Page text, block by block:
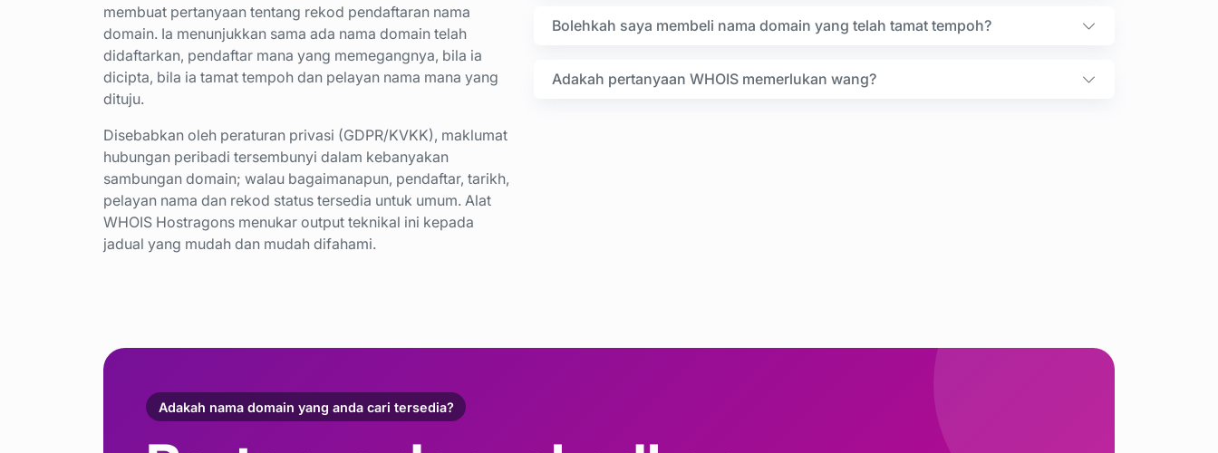
membuat pertanyaan tentang rekod pendaftaran nama
domain. Ia menunjukkan sama ada nama domain telah
didaftarkan, pendaftar mana yang memegangnya, bila ia
dicipta, bila ia tamat tempoh dan pelayan nama mana yang
dituju.
Disebabkan oleh peraturan privasi (GDPR/KVKK), maklumat
hubungan peribadi tersembunyi dalam kebanyakan
sambungan domain; walau bagaimanapun, pendaftar, tarikh,
pelayan nama dan rekod status tersedia untuk umum. Alat
WHOIS Hostragons menukar output teknikal ini kepada
jadual yang mudah dan mudah difahami.
Bolehkah saya membeli nama domain yang telah tamat tempoh?
Adakah pertanyaan WHOIS memerlukan wang?
Adakah nama domain yang anda cari tersedia?